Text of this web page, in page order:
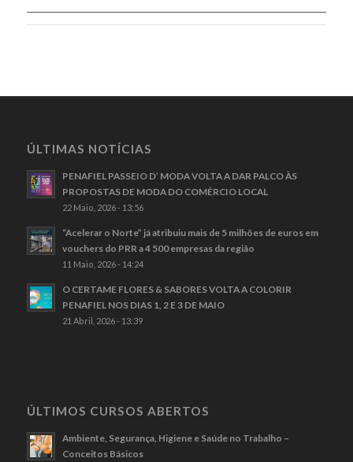
ÚLTIMAS NOTÍCIAS
PENAFIEL PASSEIO D’ MODA VOLTA A DAR PALCO ÀS
PROPOSTAS DE MODA DO COMÉRCIO LOCAL
22 Maio, 2026 - 13:56
“Acelerar o Norte” já atribuiu mais de 5 milhões de euros em
vouchers do PRR a 4 500 empresas da região
11 Maio, 2026 - 14:24
O CERTAME FLORES & SABORES VOLTA A COLORIR
PENAFIEL NOS DIAS 1, 2 E 3 DE MAIO
21 Abril, 2026 - 13:39
ÚLTIMOS CURSOS ABERTOS
Ambiente, Segurança, Higiene e Saúde no Trabalho –
Conceitos Básicos